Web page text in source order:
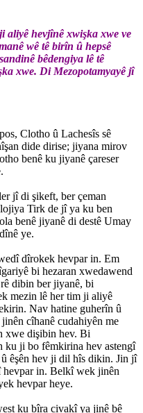
aliyê hevjînê xwişka xwe ve
wê tê birîn û hepsê
bêdengiya lê tê
xwe. Di Mezopotamyayê jî
Clotho û Lachesîs sê
dide dirise; jiyana mirov
benê ku jiyanê çareser
jî di şikeft, ber çeman
Tirk de jî ya ku ben
benê jiyanê di destê Umay
ye.
dîrokek hevpar in. Em
bi hezaran xwedawend
dibin ber jiyanê, bi
mezin lê her tim ji aliyê
Nav hatine guherîn û
cîhanê cudahiyên me
xwe dişibin hev. Bi
ku ji bo fêmkirina hev astengî
êşên hev ji dil hîs dikin. Jin jî
in. Belkî wek jinên
hevpar heye.
ku bîra civakî ya jinê bê